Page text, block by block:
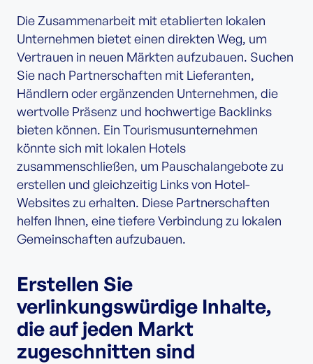
Die Zusammenarbeit mit etablierten lokalen
Unternehmen bietet einen direkten Weg, um
Vertrauen in neuen Märkten aufzubauen. Suchen
Sie nach Partnerschaften mit Lieferanten,
Händlern oder ergänzenden Unternehmen, die
wertvolle Präsenz und hochwertige Backlinks
bieten können. Ein Tourismusunternehmen
könnte sich mit lokalen Hotels
zusammenschließen, um Pauschalangebote zu
erstellen und gleichzeitig Links von Hotel-
Websites zu erhalten. Diese Partnerschaften
helfen Ihnen, eine tiefere Verbindung zu lokalen
Gemeinschaften aufzubauen.
Erstellen Sie
verlinkungswürdige Inhalte,
die auf jeden Markt
zugeschnitten sind